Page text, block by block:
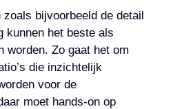
bijvoorbeeld de detail
kunnen het beste als
worden. Zo gaat het om
die inzichtelijk
voor de
moet hands-on op